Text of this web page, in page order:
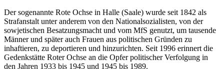
Der sogenannte Rote Ochse in Halle (Saale) wurde seit 1842 als
Strafanstalt unter anderem von den Nationalsozialisten, von der
sowjetischen Besatzungsmacht und vom MfS genutzt, um tausende
Männer und später auch Frauen aus politischen Gründen zu
inhaftieren, zu deportieren und hinzurichten. Seit 1996 erinnert die
Gedenkstätte Roter Ochse an die Opfer politischer Verfolgung in
den Jahren 1933 bis 1945 und 1945 bis 1989.